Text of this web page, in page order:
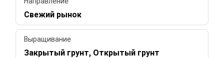
Свежий рынок
Выращивание
Закрытый грунт, Открытый грунт